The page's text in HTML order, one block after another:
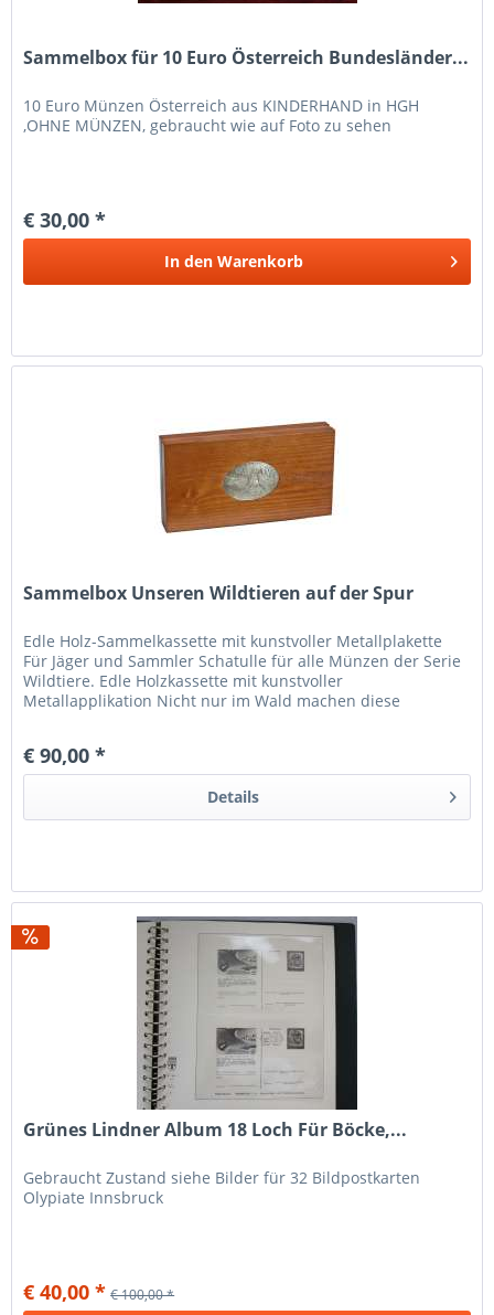
Sammelbox für 10 Euro Österreich Bundesländer...
10 Euro Münzen Österreich aus KINDERHAND in HGH
,OHNE MÜNZEN, gebraucht wie auf Foto zu sehen
€ 30,00 *
In den Warenkorb
Sammelbox Unseren Wildtieren auf der Spur
Edle Holz-Sammelkassette mit kunstvoller Metallplakette
Für Jäger und Sammler Schatulle für alle Münzen der Serie
Wildtiere. Edle Holzkassette mit kunstvoller
Metallapplikation Nicht nur im Wald machen diese
€ 90,00 *
Details
Grünes Lindner Album 18 Loch Für Böcke,...
Gebraucht Zustand siehe Bilder für 32 Bildpostkarten
Olypiate Innsbruck
€ 40,00 * € 100,00 *